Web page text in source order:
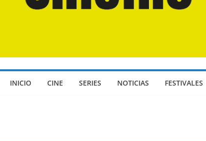
INICIO CINE SERIES NOTICIAS FESTIVALES